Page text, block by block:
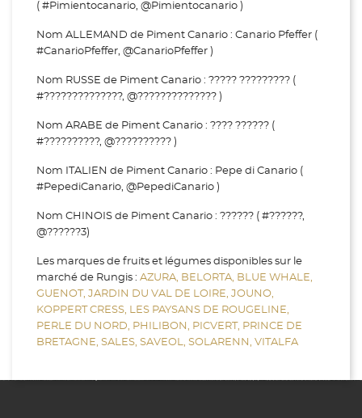
( #Pimientocanario, @Pimientocanario )
Nom ALLEMAND de Piment Canario : Canario Pfeffer (
#CanarioPfeffer, @CanarioPfeffer )
Nom RUSSE de Piment Canario : ????? ????????? (
#??????????????, @?????????????? )
Nom ARABE de Piment Canario : ???? ?????? (
#??????????, @?????????? )
Nom ITALIEN de Piment Canario : Pepe di Canario (
#PepediCanario, @PepediCanario )
Nom CHINOIS de Piment Canario : ?????? ( #??????,
@??????3)
Les marques de fruits et légumes disponibles sur le
marché de Rungis : AZURA, BELORTA, BLUE WHALE,
GUENOT, JARDIN DU VAL DE LOIRE, JOUNO,
KOPPERT CRESS, LES PAYSANS DE ROUGELINE,
PERLE DU NORD, PHILIBON, PICVERT, PRINCE DE
BRETAGNE, SALES, SAVEOL, SOLARENN, VITALFA